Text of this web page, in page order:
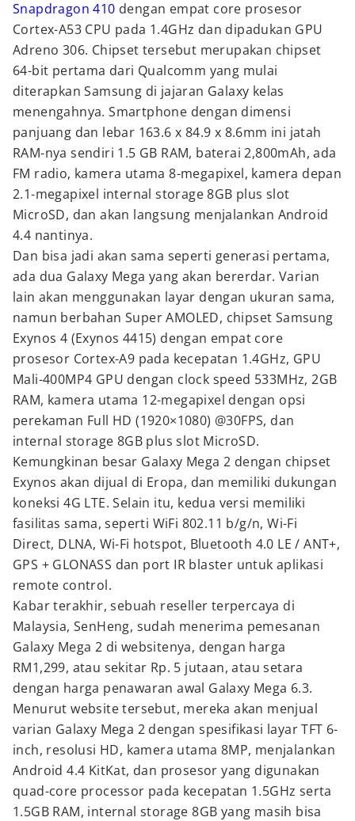
Snapdragon 410 dengan empat core prosesor
Cortex-A53 CPU pada 1.4GHz dan dipadukan GPU
Adreno 306. Chipset tersebut merupakan chipset
64-bit pertama dari Qualcomm yang mulai
diterapkan Samsung di jajaran Galaxy kelas
menengahnya. Smartphone dengan dimensi
panjuang dan lebar 163.6 x 84.9 x 8.6mm ini jatah
RAM-nya sendiri 1.5 GB RAM, baterai 2,800mAh, ada
FM radio, kamera utama 8-megapixel, kamera depan
2.1-megapixel internal storage 8GB plus slot
MicroSD, dan akan langsung menjalankan Android
4.4 nantinya.
Dan bisa jadi akan sama seperti generasi pertama,
ada dua Galaxy Mega yang akan bererdar. Varian
lain akan menggunakan layar dengan ukuran sama,
namun berbahan Super AMOLED, chipset Samsung
Exynos 4 (Exynos 4415) dengan empat core
prosesor Cortex-A9 pada kecepatan 1.4GHz, GPU
Mali-400MP4 GPU dengan clock speed 533MHz, 2GB
RAM, kamera utama 12-megapixel dengan opsi
perekaman Full HD (1920×1080) @30FPS, dan
internal storage 8GB plus slot MicroSD.
Kemungkinan besar Galaxy Mega 2 dengan chipset
Exynos akan dijual di Eropa, dan memiliki dukungan
koneksi 4G LTE. Selain itu, kedua versi memiliki
fasilitas sama, seperti WiFi 802.11 b/g/n, Wi-Fi
Direct, DLNA, Wi-Fi hotspot, Bluetooth 4.0 LE / ANT+,
GPS + GLONASS dan port IR blaster untuk aplikasi
remote control.
Kabar terakhir, sebuah reseller terpercaya di
Malaysia, SenHeng, sudah menerima pemesanan
Galaxy Mega 2 di websitenya, dengan harga
RM1,299, atau sekitar Rp. 5 jutaan, atau setara
dengan harga penawaran awal Galaxy Mega 6.3.
Menurut website tersebut, mereka akan menjual
varian Galaxy Mega 2 dengan spesifikasi layar TFT 6-
inch, resolusi HD, kamera utama 8MP, menjalankan
Android 4.4 KitKat, dan prosesor yang digunakan
quad-core processor pada kecepatan 1.5GHz serta
1.5GB RAM, internal storage 8GB yang masih bisa